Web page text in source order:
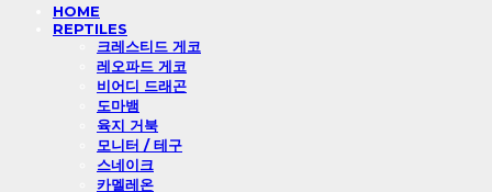
HOME
REPTILES
크레스티드 게코
레오파드 게코
비어디 드래곤
도마뱀
육지 거북
모니터 / 테구
스네이크
카멜레온